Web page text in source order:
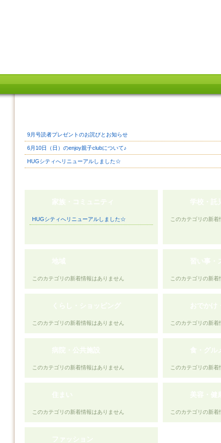
9月号読者プレゼントのお詫びとお知らせ
6月10日（日）のenjoy親子clubについて♪
HUGシティへリニューアルしました☆
家族・コミュニティ
HUGシティへリニューアルしました☆
学校・託
このカテゴリの新
地域
このカテゴリの新着情報はありません
習い事・
このカテゴリの新
くらし・ショッピング
このカテゴリの新着情報はありません
おでかけ
このカテゴリの新
病院・公共施設
このカテゴリの新着情報はありません
食・グル
このカテゴリの新
住まい
このカテゴリの新着情報はありません
美容・健
このカテゴリの新
ファッション